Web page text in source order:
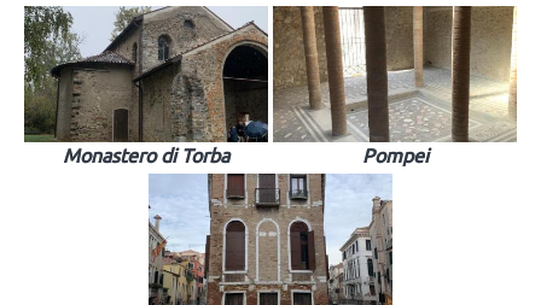
Monastero di Torba Pompei